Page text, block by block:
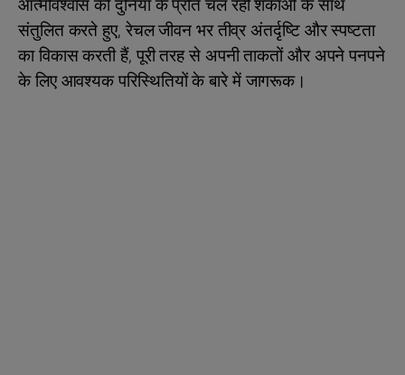
आत्मविश्वास को दुनिया के प्रति चल रही शंकाओं के साथ
संतुलित करते हुए, रेचल जीवन भर तीव्र अंतर्दृष्टि और स्पष्टता
का विकास करती हैं, पूरी तरह से अपनी ताकतों और अपने पनपने
के लिए आवश्यक परिस्थितियों के बारे में जागरूक।